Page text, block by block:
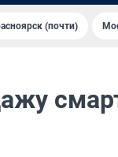
(почти)